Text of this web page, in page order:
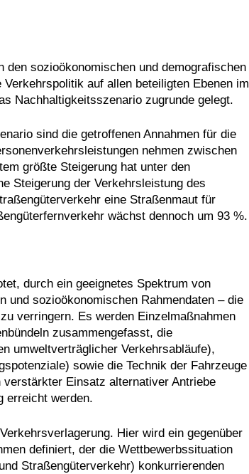
sozioökonomischen und demografischen
auf allen beteiligten Ebenen im
Nachhaltigkeitsszenario zugrunde gelegt.
sind die getroffenen Annahmen für die
nehmen zwischen
größte Steigerung hat unter den
Steigerung der Verkehrsleistung des
eine Straßenmaut für
wächst dennoch um 93 %.
durch ein geeignetes Spektrum von
und sozioökonomischen Rahmendaten – die
verringern. Es werden Einzelmaßnahmen
zusammengefasst, die
umweltverträglicher Verkehrsabläufe),
sowie die Technik der Fahrzeuge
Einsatz alternativer Antriebe
erreicht werden.
Hier wird ein gegenüber
definiert, der die Wettbewerbssituation
Straßengüterverkehr) konkurrierenden